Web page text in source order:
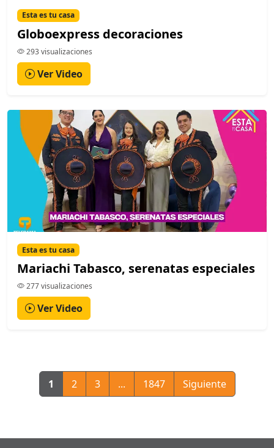
Esta es tu casa
Globoexpress decoraciones
293 visualizaciones
Ver Video
Esta es tu casa
Mariachi Tabasco, serenatas especiales
277 visualizaciones
Ver Video
1 2 3 ... 1847 Siguiente